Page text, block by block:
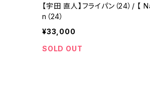
【宇田 直人】フライパン（24）/
n（24）
¥33,000
SOLD OUT